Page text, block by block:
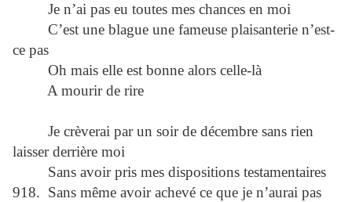
Je n’ai pas eu toutes mes chances en moi
C’est une blague une fameuse plaisanterie n’est-
ce pas
Oh mais elle est bonne alors celle-là
A mourir de rire
Je crèverai par un soir de décembre sans rien
laisser derrière moi
Sans avoir pris mes dispositions testamentaires
918. Sans même avoir achevé ce que je n’aurai pas